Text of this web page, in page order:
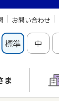
お問い合わせ
標準 中
ま